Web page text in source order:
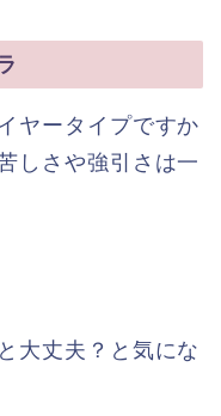
ヤータイプですか
しさや強引さは一
大丈夫？と気にな